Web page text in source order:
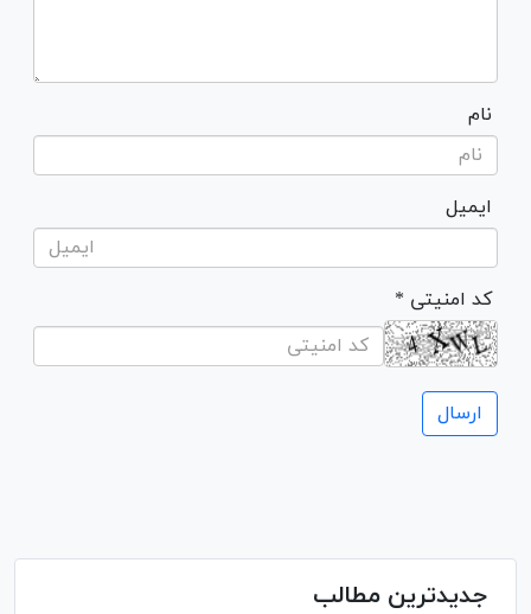
نام
ایمیل
* کد امنیتی
جدیدترین مطالب